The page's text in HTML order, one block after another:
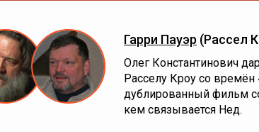
Гарри Пауэр (Рассел
Олег Константинович
Расселу Кроу со времён
дублированный фильм
кем связывается Нед.